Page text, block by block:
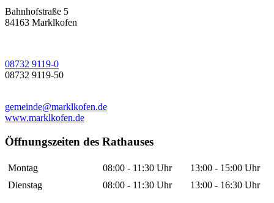
Bahnhofstraße 5
84163 Marklkofen
08732 9119-0
08732 9119-50
gemeinde@marklkofen.de
www.marklkofen.de
Öffnungszeiten des Rathauses
Montag 08:00 - 11:30 Uhr
13:00 - 15:00 Uhr
Dienstag
08:00 - 11:30 Uhr 13:00 - 16:30 Uhr